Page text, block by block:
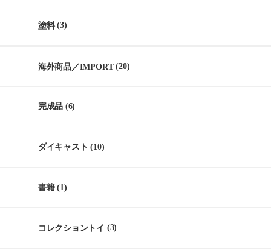
塗料(3)
海外商品／IMPORT(20)
完成品 (6)
ダイキャスト (10)
書籍(1)
コレクショントイ (3)